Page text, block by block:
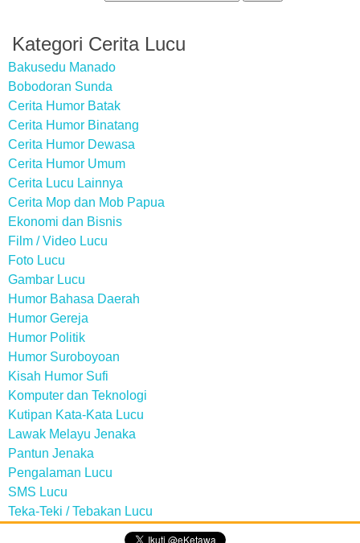
Kategori Cerita Lucu
Bakusedu Manado
Bobodoran Sunda
Cerita Humor Batak
Cerita Humor Binatang
Cerita Humor Dewasa
Cerita Humor Umum
Cerita Lucu Lainnya
Cerita Mop dan Mob Papua
Ekonomi dan Bisnis
Film / Video Lucu
Foto Lucu
Gambar Lucu
Humor Bahasa Daerah
Humor Gereja
Humor Politik
Humor Suroboyoan
Kisah Humor Sufi
Komputer dan Teknologi
Kutipan Kata-Kata Lucu
Lawak Melayu Jenaka
Pantun Jenaka
Pengalaman Lucu
SMS Lucu
Teka-Teki / Tebakan Lucu